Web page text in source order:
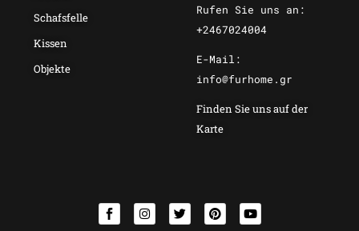
Schafsfelle
Kissen
Objekte
Rufen Sie uns an:
+2467024004
E-Mail:
info@furhome.gr
Finden Sie uns auf der
Karte